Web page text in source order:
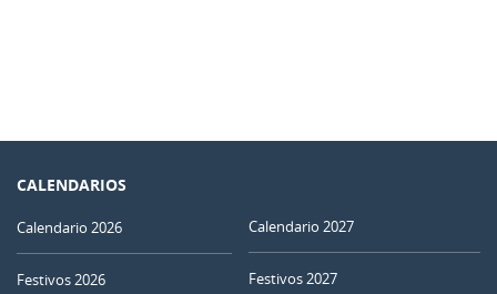
CALENDARIOS
Calendario 2026
Festivos 2026
Calendario 2027
Festivos 2027